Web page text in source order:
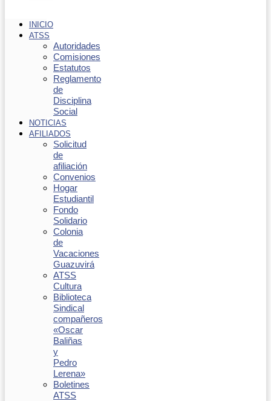
INICIO
ATSS
Autoridades
Comisiones
Estatutos
Reglamento
de
Disciplina
Social
NOTICIAS
AFILIADOS
Solicitud
de
afiliación
Convenios
Hogar
Estudiantil
Fondo
Solidario
Colonia
de
Vacaciones
Guazuvirá
ATSS
Cultura
Biblioteca
Sindical
compañeros
«Oscar
Baliñas
y
Pedro
Lerena»
Boletines
ATSS